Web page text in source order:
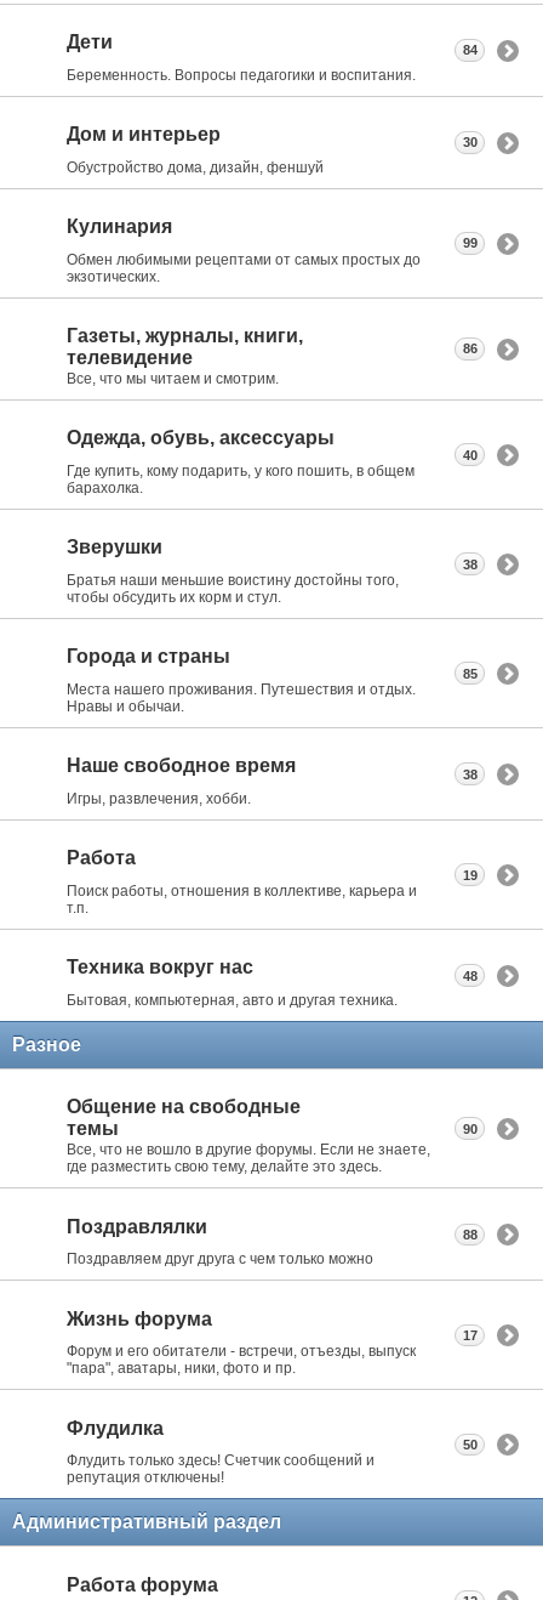
Дети
Беременность. Вопросы педагогики и воспитания.
84
Дом и интерьер
Обустройство дома, дизайн, феншуй
30
Кулинария
Обмен любимыми рецептами от самых простых до
экзотических.
99
Газеты, журналы, книги,
телевидение
Все, что мы читаем и смотрим.
86
Одежда, обувь, аксессуары
Где купить, кому подарить, у кого пошить, в общем
барахолка.
40
Зверушки
Братья наши меньшие воистину достойны того,
чтобы обсудить их корм и стул.
38
Города и страны
Места нашего проживания. Путешествия и отдых.
Нравы и обычаи.
85
Наше свободное время
Игры, развлечения, хобби.
38
Работа
Поиск работы, отношения в коллективе, карьера и
т.п.
19
Техника вокруг нас
Бытовая, компьютерная, авто и другая техника.
48
Разное
Общение на свободные
темы
Все, что не вошло в другие форумы. Если не знаете,
где разместить свою тему, делайте это здесь.
90
Поздравлялки
Поздравляем друг друга с чем только можно
88
Жизнь форума
Форум и его обитатели - встречи, отъезды, выпуск
"пара", аватары, ники, фото и пр.
17
Флудилка
Флудить только здесь! Счетчик сообщений и
репутация отключены!
50
Административный раздел
Работа форума